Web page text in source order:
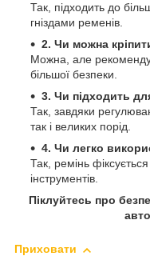
Так, підходить до
гніздами ременів.
2. Чи можна
Можна, але
більшої безпеки.
3. Чи підходить
Так, завдяки
так і великих порід.
4. Чи легко
Так, ремінь
інструментів.
Піклуйтесь про
Приховати